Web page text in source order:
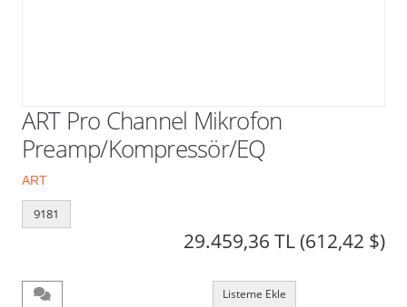
ART Pro Channel Mikrofon
Preamp/Kompressör/EQ
ART
9181
29.459,36 TL(612,42 $)
Listeme Ekle